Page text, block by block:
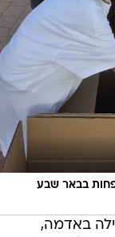
בבאר שבע
באדמה,